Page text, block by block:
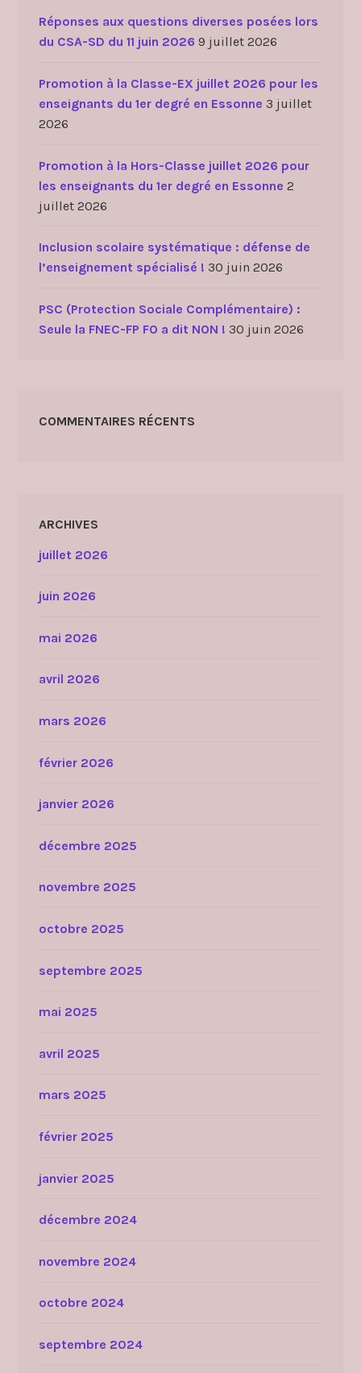
Réponses aux questions diverses posées lors
du CSA-SD du 11 juin 2026 9 juillet 2026
Promotion à la Classe-EX juillet 2026 pour les
enseignants du 1er degré en Essonne 3 juillet
2026
Promotion à la Hors-Classe juillet 2026 pour
les enseignants du 1er degré en Essonne 2
juillet 2026
Inclusion scolaire systématique : défense de
l’enseignement spécialisé ! 30 juin 2026
PSC (Protection Sociale Complémentaire) :
Seule la FNEC-FP FO a dit NON ! 30 juin 2026
COMMENTAIRES RÉCENTS
ARCHIVES
juillet 2026
juin 2026
mai 2026
avril 2026
mars 2026
février 2026
janvier 2026
décembre 2025
novembre 2025
octobre 2025
septembre 2025
mai 2025
avril 2025
mars 2025
février 2025
janvier 2025
décembre 2024
novembre 2024
octobre 2024
septembre 2024